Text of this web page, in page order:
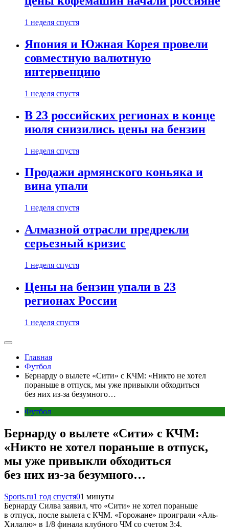
1 неделя спустя
Япония и Южная Корея провели
совместную валютную
интервенцию
1 неделя спустя
В 23 российских регионах в конце
июля снизились цены на бензин
1 неделя спустя
Продажи армянского коньяка и
вина упали
1 неделя спустя
Алмазной отрасли предрекли
серьезный кризис
1 неделя спустя
Цены на бензин упали в 23
регионах России
1 неделя спустя
Главная
Футбол
Бернарду о вылете «Сити» с КЧМ: «Никто не хотел
пораньше в отпуск, мы уже привыкли обходиться
без них из-за безумного…
Футбол
Бернарду о вылете «Сити» с КЧМ:
«Никто не хотел пораньше в отпуск,
мы уже привыкли обходиться
без них из-за безумного…
Sports.ru1 год спустя01 минуты
Бернарду Силва заявил, что «Сити» не хотел пораньше
в отпуск, после вылета с КЧМ. «Горожане» проиграли «Аль-
Хилалю» в 1/8 финала клубного ЧМ со счетом 3:4.